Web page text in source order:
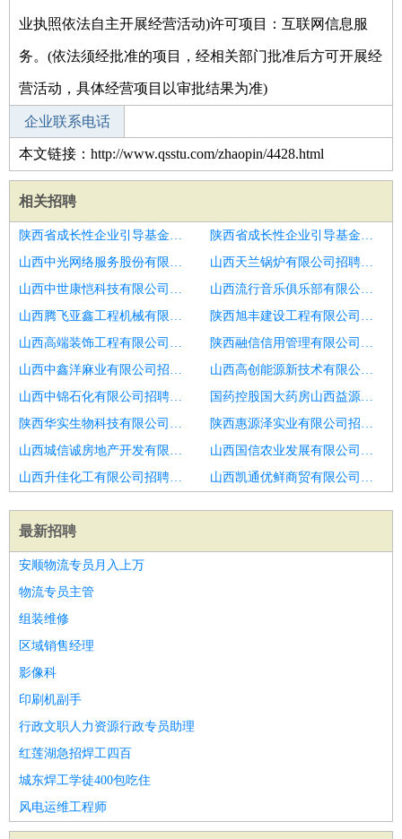
业执照依法自主开展经营活动)许可项目：互联网信息服
务。(依法须经批准的项目，经相关部门批准后方可开展经
营活动，具体经营项目以审批结果为准)
企业联系电话
本文链接：http://www.qsstu.com/zhaopin/4428.html
相关招聘
陕西省成长性企业引导基金管理有限公司招聘中医科医生
陕西省成长性企业引导基金管理有限公司招聘手外科医生
山西中光网络服务股份有限公司招聘影像科医生
山西天兰锅炉有限公司招聘综合门诊全科医生
山西中世康恺科技有限公司招聘中医医生
山西流行音乐俱乐部有限公司招聘外科
山西腾飞亚鑫工程机械有限公司招聘高端口腔诊所招聘年轻车瓷技师
陕西旭丰建设工程有限公司招聘中医医生
山西高端装饰工程有限公司招聘康复治疗师
陕西融信信用管理有限公司招聘口腔医生,实习
山西中鑫洋麻业有限公司招聘中医医生
山西高创能源新技术有限公司招聘口腔执业医师
山西中锦石化有限公司招聘实习
国药控股国大药房山西益源连锁有限公司晋中颐景水宫店招聘外科
陕西华实生物科技有限公司招聘呼吸内科,内科全科医生
陕西惠源泽实业有限公司招聘中医医生
山西城信诚房地产开发有限公司招聘医生办公室医生
山西国信农业发展有限公司招聘病理科诊断医生
山西升佳化工有限公司招聘临床医生
山西凯通优鲜商贸有限公司招聘疼痛医师
最新招聘
安顺物流专员月入上万
物流专员主管
组装维修
区域销售经理
影像科
印刷机副手
行政文职人力资源行政专员助理
红莲湖急招焊工四百
城东焊工学徒400包吃住
风电运维工程师